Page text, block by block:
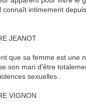
connaît intimement
JEANOT
que sa femme est une
son mari d'être
sexuelles..
VIGNON